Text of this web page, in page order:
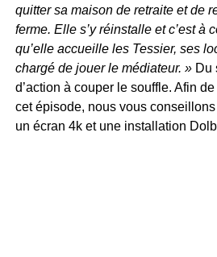
quitter sa maison de retraite et de
ferme. Elle s’y réinstalle et c’est à
qu’elle accueille les Tessier, ses
chargé de jouer le médiateur. »Du
d’action à couper le souffle. Afin
cet épisode, nous vous
un écran 4k et une installation